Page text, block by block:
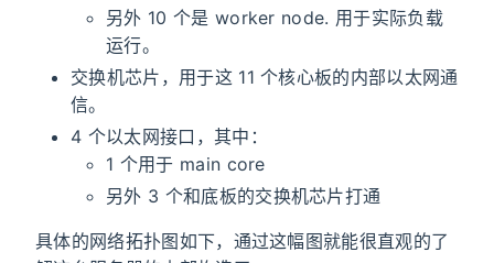
另外 10 个是 worker node. 用于实际负载
运行。
交换机芯片，用于这 11 个核心板的内部以太网通
信。
4 个以太网接口，其中：
1 个用于 main core
另外 3 个和底板的交换机芯片打通
具体的网络拓扑图如下，通过这幅图就能很直观的了